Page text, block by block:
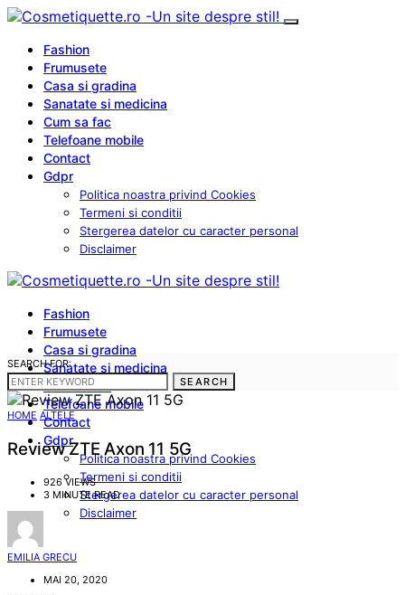
Fashion
Frumusete
Casa si gradina
Sanatate si medicina
Cum sa fac
Telefoane mobile
Contact
Gdpr
Politica noastra privind Cookies
Termeni si conditii
Stergerea datelor cu caracter personal
Disclaimer
Fashion
Frumusete
Casa si gradina
Sanatate si medicina
Cum sa fac
Telefoane mobile
Contact
Gdpr
Politica noastra privind Cookies
Termeni si conditii
Stergerea datelor cu caracter personal
Disclaimer
SEARCH FOR:
SEARCH
HOME ALTELE
Review ZTE Axon 11 5G
926 VIEWS
3 MINUTE READ
EMILIA GRECU
MAI 20, 2020